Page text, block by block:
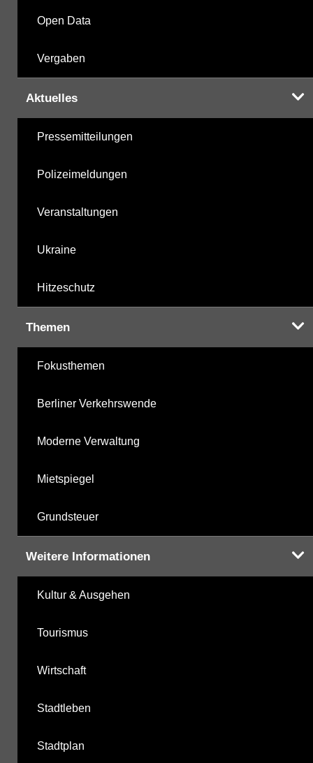
Open Data
Vergaben
Aktuelles
Pressemitteilungen
Polizeimeldungen
Veranstaltungen
Ukraine
Hitzeschutz
Themen
Fokusthemen
Berliner Verkehrswende
Moderne Verwaltung
Mietspiegel
Grundsteuer
Weitere Informationen
Kultur & Ausgehen
Tourismus
Wirtschaft
Stadtleben
Stadtplan